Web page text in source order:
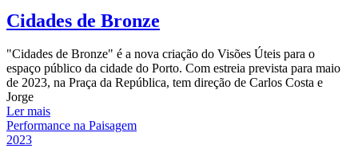
Cidades de Bronze
"Cidades de Bronze" é a nova criação do Visões Úteis para o
espaço público da cidade do Porto. Com estreia prevista para maio
de 2023, na Praça da República, tem direção de Carlos Costa e
Jorge
Ler mais
Performance na Paisagem
2023